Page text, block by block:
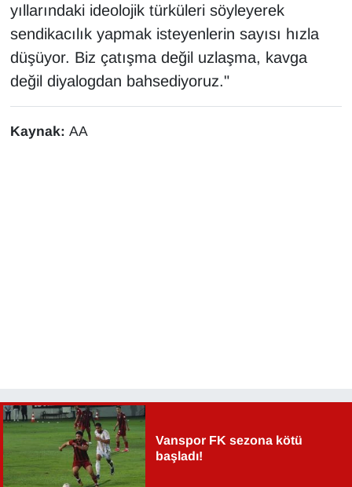
yıllarındaki ideolojik türküleri söyleyerek
sendikacılık yapmak isteyenlerin sayısı hızla
düşüyor. Biz çatışma değil uzlaşma, kavga
değil diyalogdan bahsediyoruz."
Kaynak: AA
Vanspor FK sezona kötü
başladı!